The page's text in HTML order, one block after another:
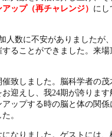
ップ（再チャレンジ） にし
数に不安がありましたが、
ることができました。来場
催致しました。脳科学者の茂
迎えし、我24期が誇ります
ップする時の脳と体の関係
。
なりました。ゲストには、